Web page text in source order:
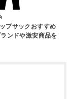
プサックおすすめ
ンドや激安商品を